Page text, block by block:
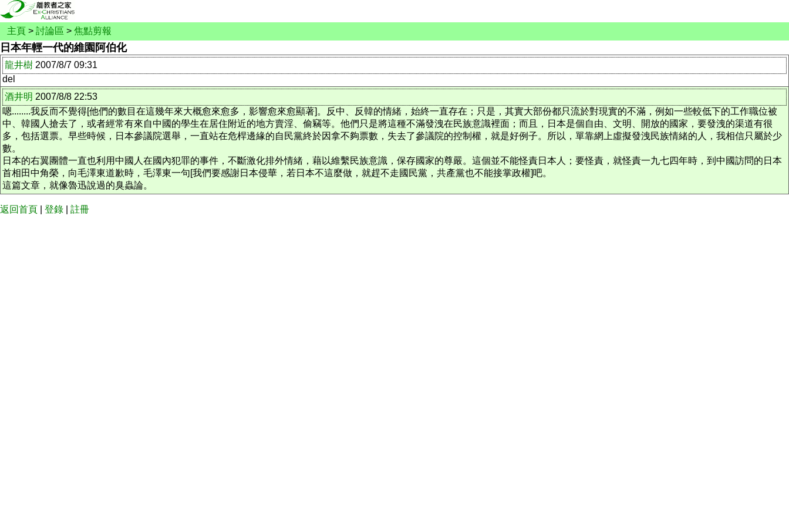
主頁 > 討論區 > 焦點剪報
日本年輕一代的維園阿伯化
龍井樹 2007/8/7 09:31
del
酒井明 2007/8/8 22:53
嗯........我反而不覺得[他們的數目在這幾年來大概愈來愈多，影響愈來愈顯著]。反中、反韓的情緒，始終一直存在；只是，其實大部份都只流於對現實的不滿，例如一些較低下的工作職位被
中、韓國人搶去了，或者經常有來自中國的學生在居住附近的地方賣淫、偷竊等。他們只是將這種不滿發洩在民族意識裡面；而且，日本是個自由、文明、開放的國家，要發洩的渠道有很
多，包括選票。早些時候，日本參議院選舉，一直站在危桿邊緣的自民黨終於因拿不夠票數，失去了參議院的控制權，就是好例子。所以，單靠網上虛擬發洩民族情緒的人，我相信只屬於少
數。
日本的右翼團體一直也利用中國人在國內犯罪的事件，不斷激化排外情緒，藉以維繫民族意識，保存國家的尊嚴。這個並不能怪責日本人；要怪責，就怪責一九七四年時，到中國訪問的日本
首相田中角榮，向毛澤東道歉時，毛澤東一句[我們要感謝日本侵華，若日本不這麼做，就趕不走國民黨，共產黨也不能接掌政權]吧。
這篇文章，就像魯迅說過的臭蟲論。
返回首頁 登錄 註冊